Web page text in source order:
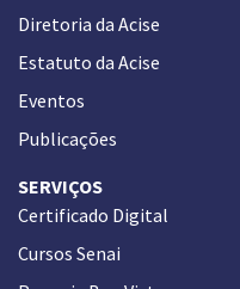
Diretoria da Acise
Estatuto da Acise
Eventos
Publicações
SERVIÇOS
Certificado Digital
Cursos Senai